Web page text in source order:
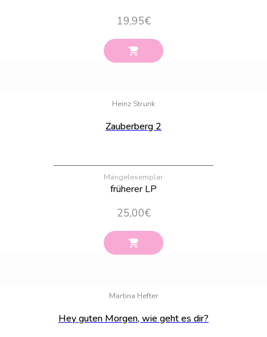
19,95€
Heinz Strunk
Zauberberg 2
Mängelexemplar
früherer LP
25,00€
Martina Hefter
Hey guten Morgen, wie geht es dir?